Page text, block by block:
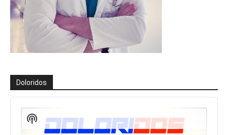
Doloridos
Reproductor
audioShow
Podcast